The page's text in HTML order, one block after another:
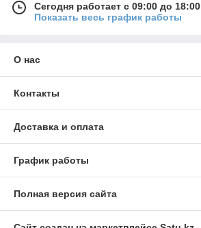
Сегодня работает с 09:00 до 18:00
Показать весь график работы
О нас
Контакты
Доставка и оплата
График работы
Полная версия сайта